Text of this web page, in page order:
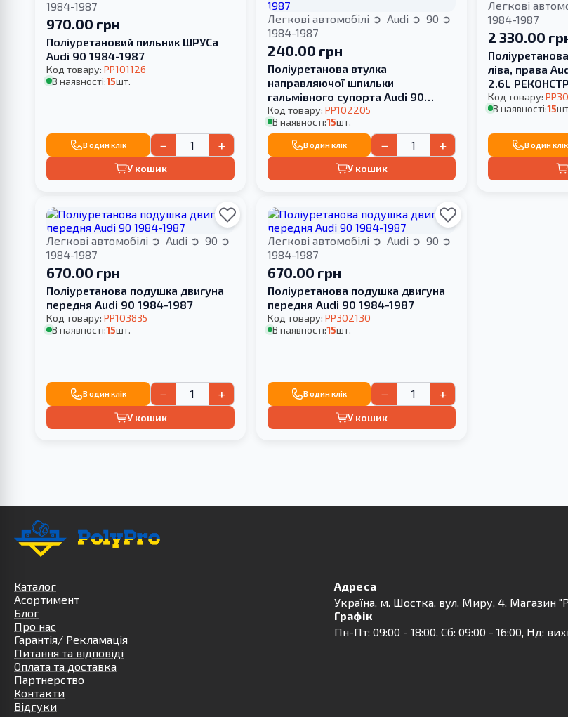
1984-1987
970.00 грн
Поліуретановий пильник ШРУСа
Audi 90 1984-1987
Код товару:PP101126
В наявності:15шт.
В один клік − +
У кошик
Легкові автомобілі Audi
90
1984-1987
240.00 грн
Поліуретанова втулка
направляючої шпильки
гальмівного супорта Audi 90
1984-1987
Код товару: PP102205
В наявності:15шт.
В один клік − +
У кошик
Легкові
1984-1987
2 330.00
ліва, права
2.6L
Код товару:
В наявності:15
В один клік
Легкові автомобілі Audi
90
1984-1987
670.00 грн
Поліуретанова подушка двигуна
передня Audi 90 1984-1987
Код товару:PP103835
В наявності:15шт.
В один клік − +
У кошик
Легкові автомобілі Audi
90
1984-1987
670.00 грн
Поліуретанова подушка двигуна
передня Audi 90 1984-1987
Код товару: PP302130
В наявності:15шт.
В один клік − +
У кошик
Каталог
Асортимент
Блог
Про нас
Гарантія/ Рекламація
Питання та відповіді
Оплата та доставка
Партнерство
Контакти
Відгуки
Адреса
Українa, м. Шостка, вул. Миру, 4. Магазин
Графік
Пн-Пт: 09:00 - 18:00, Сб: 09:00 - 16:00, Нд: